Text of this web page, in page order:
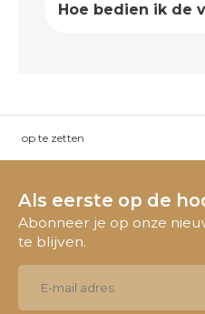
Hoe bedien ik de
op te zetten
Als eerste op de
Abonneer je op onze
te blijven.